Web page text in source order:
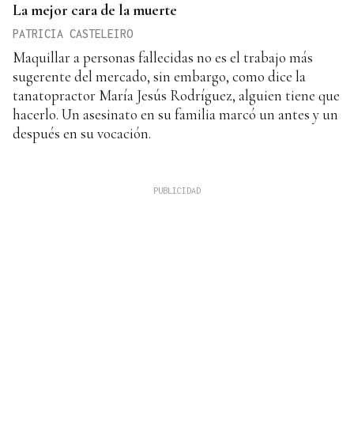
La mejor cara de la muerte
PATRICIA CASTELEIRO
Maquillar a personas fallecidas no es el trabajo más
sugerente del mercado, sin embargo, como dice la
tanatopractor María Jesús Rodríguez, alguien tiene que
hacerlo. Un asesinato en su familia marcó un antes y un
después en su vocación.